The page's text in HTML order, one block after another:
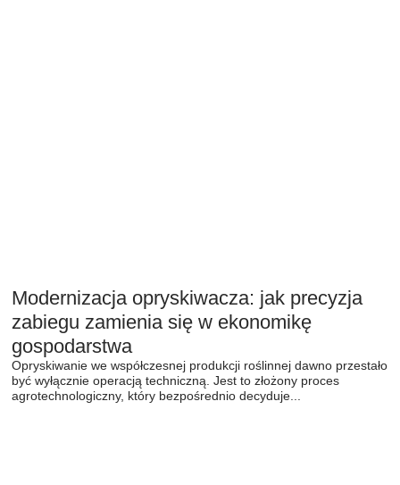
Modernizacja opryskiwacza: jak precyzja
zabiegu zamienia się w ekonomikę
gospodarstwa
Opryskiwanie we współczesnej produkcji roślinnej dawno przestało
być wyłącznie operacją techniczną. Jest to złożony proces
agrotechnologiczny, który bezpośrednio decyduje...